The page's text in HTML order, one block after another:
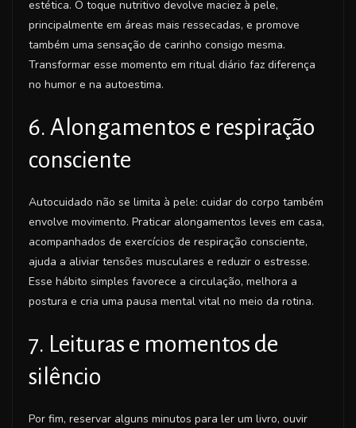
estética. O toque nutritivo devolve maciez à pele,
principalmente em áreas mais ressecadas, e promove
também uma sensação de carinho consigo mesma.
Transformar esse momento em ritual diário faz diferença
no humor e na autoestima.
6. Alongamentos e respiração
consciente
Autocuidado não se limita à pele: cuidar do corpo também
envolve movimento. Praticar alongamentos leves em casa,
acompanhados de exercícios de respiração consciente,
ajuda a aliviar tensões musculares e reduzir o estresse.
Esse hábito simples favorece a circulação, melhora a
postura e cria uma pausa mental vital no meio da rotina.
7. Leituras e momentos de
silêncio
Por fim, reservar alguns minutos para ler um livro, ouvir